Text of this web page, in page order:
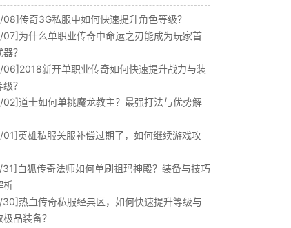
08]传奇3G私服中如何快速提升角色等级？
07]为什么单职业传奇中命运之刃能成为玩家首
？
06]2018新开单职业传奇如何快速提升战力与装
？
02]道士如何单挑魔龙教主？最强打法与优势解
01]英雄私服关服补偿过期了，如何继续游戏攻
31]白狐传奇法师如何单刷祖玛神殿？装备与技巧
析
30]热血传奇私服经典区，如何快速提升等级与
品装备？